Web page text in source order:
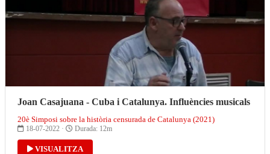
Joan Casajuana - Cuba i Catalunya. Influències musicals
20è Simposi sobre la història censurada de Catalunya (2021)
18-07-2022 · Durada: 12m
VISUALITZA